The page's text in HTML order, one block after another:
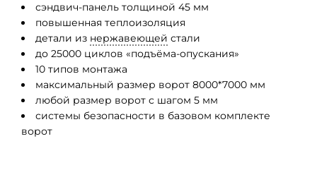
сэндвич-панель толщиной 45 мм
повышенная теплоизоляция
детали из нержавеющей стали
до 25000 циклов «подъёма-опускания»
10 типов монтажа
максимальный размер ворот 8000*7000 мм
любой размер ворот с шагом 5 мм
системы безопасности в базовом комплекте
ворот
сэндвич-панель толщиной 40 мм
детали из оцинкованной стали
до 25000 циклов «подъёма-опускания»
10 типов монтажа
максимальный размер ворот 7000*6000 мм
любой размер ворот с шагом 5 мм
системы безопасности в базовом комплекте
ворот